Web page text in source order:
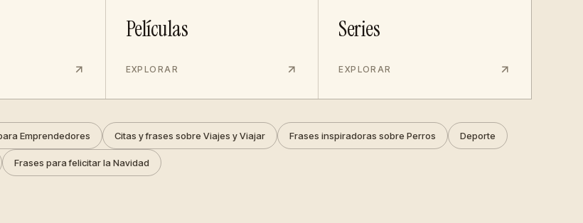
Películas
EXPLORAR
Series
EXPLORAR
Emprendedores Citas y frases sobre Viajes y Viajar Frases inspiradoras sobre Perros Deporte
Frases para felicitar la Navidad